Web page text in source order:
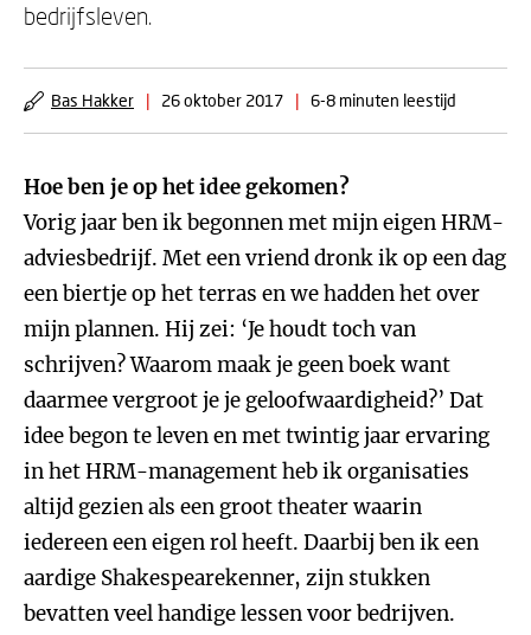
bedrijfsleven.
Bas Hakker | 26 oktober 2017 | 6-8 minuten leestijd
Hoe ben je op het idee gekomen?
Vorig jaar ben ik begonnen met mijn eigen HRM-
adviesbedrijf. Met een vriend dronk ik op een dag
een biertje op het terras en we hadden het over
mijn plannen. Hij zei: ‘Je houdt toch van
schrijven? Waarom maak je geen boek want
daarmee vergroot je je geloofwaardigheid?’ Dat
idee begon te leven en met twintig jaar ervaring
in het HRM-management heb ik organisaties
altijd gezien als een groot theater waarin
iedereen een eigen rol heeft. Daarbij ben ik een
aardige Shakespearekenner, zijn stukken
bevatten veel handige lessen voor bedrijven.